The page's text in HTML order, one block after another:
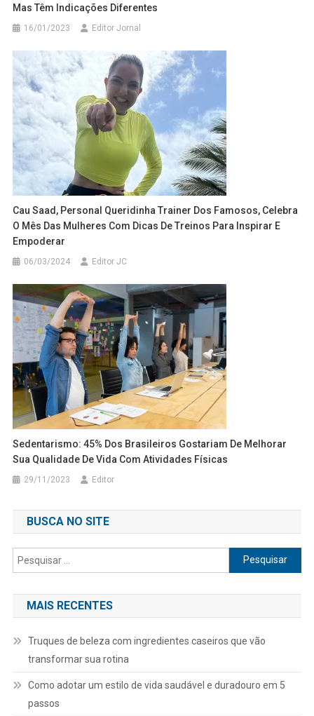
Mas Têm Indicações Diferentes
16/01/2023 Editor Jornal
Cau Saad, Personal Queridinha Trainer Dos Famosos, Celebra
O Mês Das Mulheres Com Dicas De Treinos Para Inspirar E
Empoderar
06/03/2024 Editor JC
Sedentarismo: 45% Dos Brasileiros Gostariam De Melhorar
Sua Qualidade De Vida Com Atividades Físicas
29/11/2023 Editor
BUSCA NO SITE
Pesquisar
por:
MAIS RECENTES
Truques de beleza com ingredientes caseiros que vão
transformar sua rotina
Como adotar um estilo de vida saudável e duradouro em 5
passos